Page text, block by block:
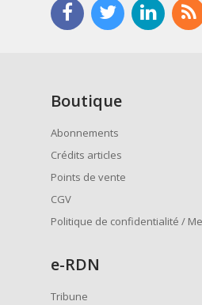
Boutique
Abonnements
Crédits articles
Points de vente
CGV
Politique de confidentialité /
e-RDN
Tribune